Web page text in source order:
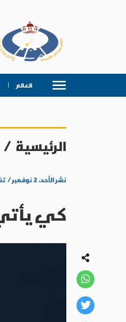
العالم
الرئيسية /
نشر الأحد، ٢ نوفمبر / تشرين الثاني ٢٠٢٥
كي